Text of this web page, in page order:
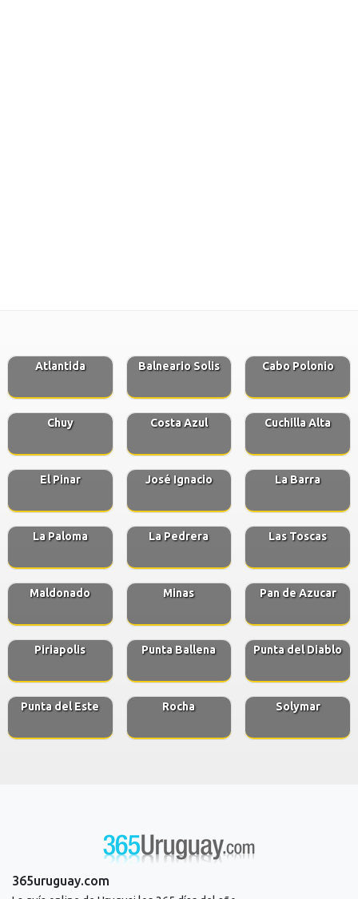
Atlantida Balneario Solis Cabo Polonio
Chuy Costa Azul Cuchilla Alta
El Pinar José Ignacio La Barra
La Paloma La Pedrera Las Toscas
Maldonado Minas Pan de Azucar
Piriapolis Punta Ballena Punta del Diablo
Punta del Este Rocha Solymar
365uruguay.com